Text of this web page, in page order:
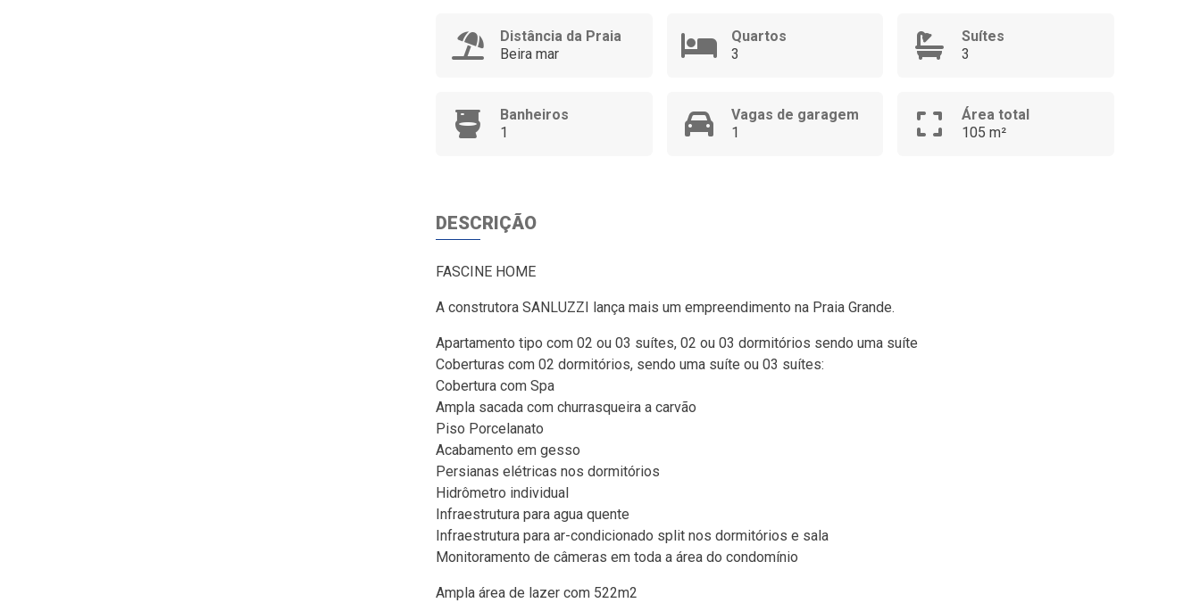
Distância da Praia
Beira mar
Quartos
3
Suítes
3
Banheiros
1
Vagas de garagem
1
Área total
105 m²
DESCRIÇÃO
FASCINE HOME
A construtora SANLUZZI lança mais um empreendimento na Praia Grande.
Apartamento tipo com 02 ou 03 suítes, 02 ou 03 dormitórios sendo uma suíte
Coberturas com 02 dormitórios, sendo uma suíte ou 03 suítes:
Cobertura com Spa
Ampla sacada com churrasqueira a carvão
Piso Porcelanato
Acabamento em gesso
Persianas elétricas nos dormitórios
Hidrômetro individual
Infraestrutura para agua quente
Infraestrutura para ar-condicionado split nos dormitórios e sala
Monitoramento de câmeras em toda a área do condomínio
Ampla área de lazer com 522m2